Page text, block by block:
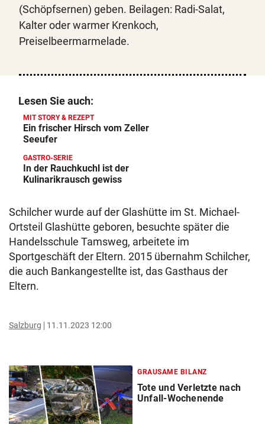
(Schöpfsernen) geben. Beilagen: Radi-Salat,
Kalter oder warmer Krenkoch,
Preiselbeermarmelade.
Lesen Sie auch:
MIT STORY & REZEPT
Ein frischer Hirsch vom Zeller
Seeufer
GASTRO-SERIE
In der Rauchkuchl ist der
Kulinarikrausch gewiss
Schilcher wurde auf der Glashütte im St. Michael-
Ortsteil Glashütte geboren, besuchte später die
Handelsschule Tamsweg, arbeitete im
Sportgeschäft der Eltern. 2015 übernahm Schilcher,
die auch Bankangestellte ist, das Gasthaus der
Eltern.
Salzburg 11.11.2023 12:00
GRAUSAME BILANZ
Tote und Verletzte nach
Unfall-Wochenende